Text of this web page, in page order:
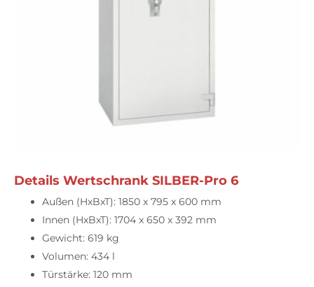
Details Wertschrank SILBER-Pro 6
Außen (HxBxT): 1850 x 795 x 600 mm
Innen (HxBxT): 1704 x 650 x 392 mm
Gewicht: 619 kg
Volumen: 434 l
Türstärke: 120 mm